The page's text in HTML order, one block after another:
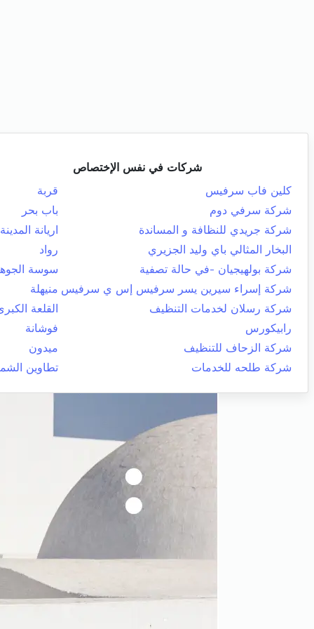
شركات في نفس الإختصاص
كلين فاب سرفيس
قربة
شركة سرفي دوم
باب بحر
شركة جريدي للنظافة و المساندة
اريانة المدينة
البخار المثالي باي وليد الجزيري
رواد
شركة بولهيجيان -في حالة تصفية
سوسة
شركة إسراء سيرين يسر سرفيس إس ي سرفيس منيهلة
شركة رسلان لخدمات التنظيف
القلعة
رابيكورس
فوشانة
شركة الزحاف للتنظيف
ميدون
شركة طلحه للخدمات
تطاوين